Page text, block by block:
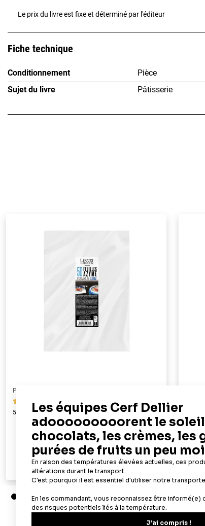
Le prix du livre est fixe et déterminé par l'éditeur
Fiche technique
Conditionnement
Pièce
Sujet du livre
Pâtisserie
PATISDECOR
50 feuilles azyme alimentaires A4 - épaisseur 0,6 mm
19,90 €
Ajouter au panier
Aperçu rapide
100
mm